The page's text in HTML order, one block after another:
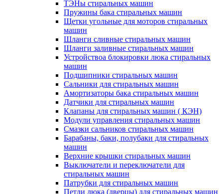
ТЭНы стиральных машин
Пружины бака стиральных машин
Щетки угольные для моторов стиральных
машин
Шланги сливные стиральных машин
Шланги заливные стиральных машин
Устройствоа блокировки люка стиральных
машин
Подшипники стиральных машин
Сальники для стиральных машин
Амортизаторы бака стиральных машин
Датчики для стиральных машин
Клапаны для стиральных машин ( КЭН)
Модули управления стиральных машин
Смазки сальников стиральных машин
Барабаны, баки, полубаки для стиральных
машин
Верхние крышки стиральных машин
Выключатели и переключатели для
стиральных машин
Патрубки для стиральных машин
Петли люка (дверцы) для стиральных машин